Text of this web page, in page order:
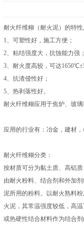
耐火纤维糊（耐火泥）的特性
1、可塑性好，施工方便；
2、粘结强度大，抗蚀能力强；
3、耐火度高较，可达
4、抗渣侵性好；
5、热剥落性好。
耐火纤维糊应用于焦炉、玻
应用的行业有：冶金，建材
耐火纤维糊分类：
按材质可分为黏土质、高铝质
由耐火粉料、结合剂和外加
泥所用的粉料。以耐火熟料
火泥，其常温强度较低，高
或热硬性结合材料作为结合